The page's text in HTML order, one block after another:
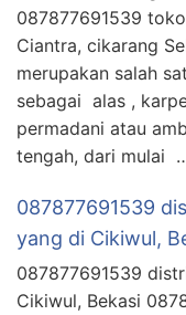
087877691539
Ciantra, cikarang
merupakan salah
sebagai alas ,
permadani atau
tengah, dari mulai
087877691539
yang di Cikiwul,
087877691539
Cikiwul, Bekasi